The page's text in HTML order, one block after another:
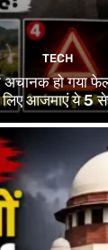
TECH
हो गया
आजमाएं ये 5